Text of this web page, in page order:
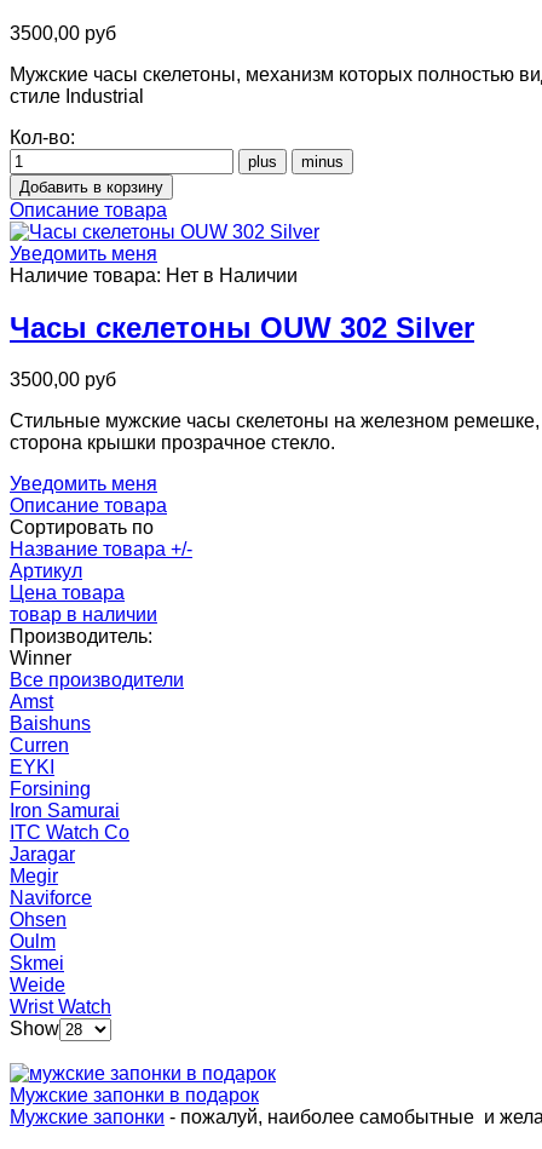
3500,00 руб
Мужские часы скелетоны, механизм которых полностью
стиле Industrial
Кол-во:
Описание товара
Уведомить меня
Наличие товара: Нет в Наличии
Часы скелетоны OUW 302 Silver
3500,00 руб
Стильные мужские часы скелетоны на железном
сторона крышки прозрачное стекло.
Уведомить меня
Описание товара
Сортировать по
Название товара +/-
Артикул
Цена товара
товар в наличии
Производитель:
Winner
Все производители
Amst
Baishuns
Curren
EYKI
Forsining
Iron Samurai
ITC Watch Co
Jaragar
Megir
Naviforce
Ohsen
Oulm
Skmei
Weide
Wrist Watch
Show
Мужские запонки в подарок
Мужские запонки - пожалуй, наиболее самобытные и